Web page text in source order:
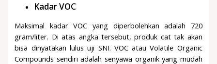
Kadar VOC
Maksimal kadar VOC yang diperbolehkan adalah 720
gram/liter. Di atas angka tersebut, produk cat tak akan
bisa dinyatakan lulus uji SNI. VOC atau Volatile Organic
Compounds sendiri adalah senyawa organik yang mudah